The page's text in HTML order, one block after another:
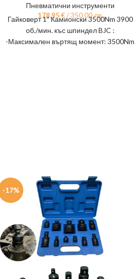
Пневматични инструменти
178,95€/ 350.00 лв.
Гайковерт 1″ Камионски 3500Nm 3900
об./мин. къс шпиндел BJC :
-Максимален въртящ момент: 3500Nm
-17%